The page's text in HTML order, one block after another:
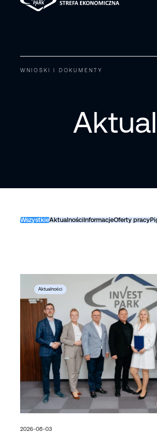
WNIOSKI I DOKUMENTY
WszystkieAktualnościInformacjeOferty pracy
2026-08-03